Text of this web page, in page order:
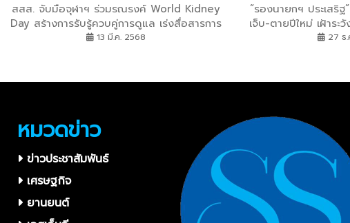
สสส. จับมือจุฬาฯ ร่วมรณรงค์ World Kidney
Day สร้างการรับรู้ควบคู่การดูแล เร่งสื่อสารการ
ใช้ยาเพื่อลดความเสี่ยงโรคไต
13 มี.ค. 2568
“รองนายกฯ ประเสริ
เจ็บ-ตายปีใหม่ เฝ้าระ
พบดื่มแล้วขับ “เจ็บ-ตา
27 ธ.
หมวดข่าว
ข่าวประชาสัมพันธ์
เศรษฐกิจ
ยานยนต์